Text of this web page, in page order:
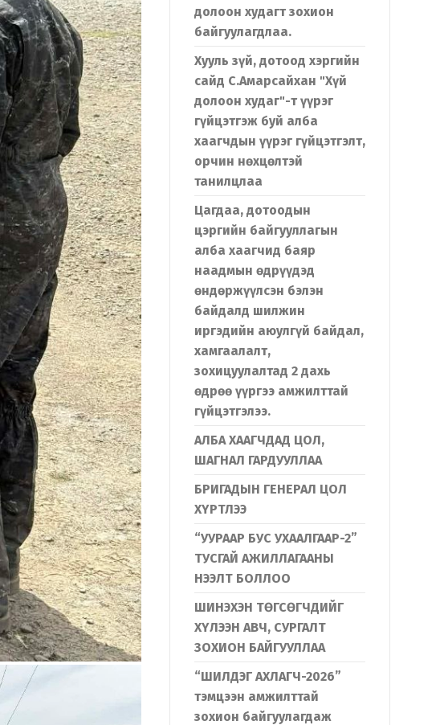
долоон худагт зохион
байгуулагдлаа.
Хууль зүй, дотоод хэргийн
сайд С.Амарсайхан "Хүй
долоон худаг"-т үүрэг
гүйцэтгэж буй алба
хаагчдын үүрэг гүйцэтгэлт,
орчин нөхцөлтэй
танилцлаа
Цагдаа, дотоодын
цэргийн байгууллагын
алба хаагчид баяр
наадмын өдрүүдэд
өндөржүүлсэн бэлэн
байдалд шилжин
иргэдийн аюулгүй байдал,
хамгаалалт,
зохицуулалтад 2 дахь
өдрөө үүргээ амжилттай
гүйцэтгэлээ.
АЛБА ХААГЧДАД ЦОЛ,
ШАГНАЛ ГАРДУУЛЛАА
БРИГАДЫН ГЕНЕРАЛ ЦОЛ
ХҮРТЛЭЭ
“УУРААР БУС УХААЛГААР-2”
ТУСГАЙ АЖИЛЛАГААНЫ
НЭЭЛТ БОЛЛОО
ШИНЭХЭН ТӨГСӨГЧДИЙГ
ХҮЛЭЭН АВЧ, СУРГАЛТ
ЗОХИОН БАЙГУУЛЛАА
“ШИЛДЭГ АХЛАГЧ-2026”
тэмцээн амжилттай
зохион байгуулагдаж